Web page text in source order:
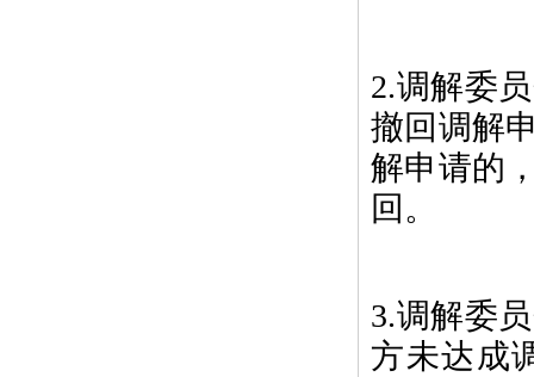
2.调解委
撤回调解
解申请的
回。
3.调解委
方未达成